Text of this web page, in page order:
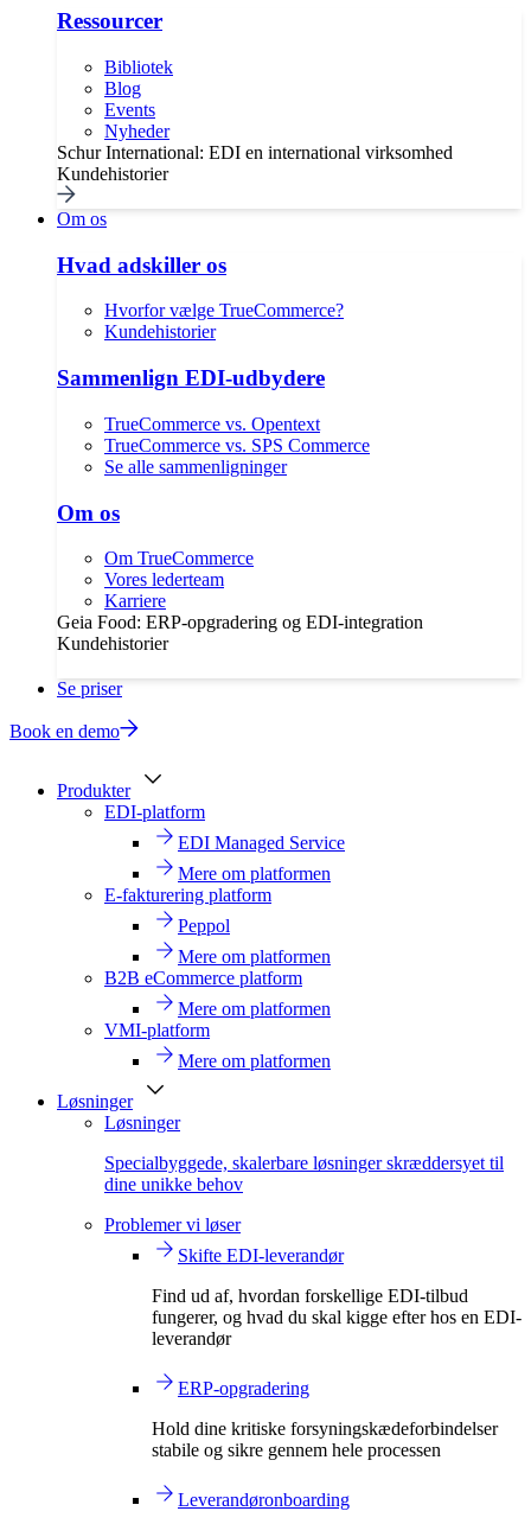
Ressourcer
Bibliotek
Blog
Events
Nyheder
Schur International: EDI en international virksomhed
Kundehistorier
Om os
Hvad adskiller os
Hvorfor vælge TrueCommerce?
Kundehistorier
Sammenlign EDI-udbydere
TrueCommerce vs. Opentext
TrueCommerce vs. SPS Commerce
Se alle sammenligninger
Om os
Om TrueCommerce
Vores lederteam
Karriere
Geia Food: ERP-opgradering og EDI-integration
Kundehistorier
Se priser
Book en demo
Produkter
EDI-platform
EDI Managed Service
Mere om platformen
E-fakturering platform
Peppol
Mere om platformen
B2B eCommerce platform
Mere om platformen
VMI-platform
Mere om platformen
Løsninger
Løsninger
Specialbyggede, skalerbare løsninger skræddersyet til
dine unikke behov
Problemer vi løser
Skifte EDI-leverandør
Find ud af, hvordan forskellige EDI-tilbud
fungerer, og hvad du skal kigge efter hos en EDI-
leverandør
ERP-opgradering
Hold dine kritiske forsyningskædeforbindelser
stabile og sikre gennem hele processen
Leverandøronboarding